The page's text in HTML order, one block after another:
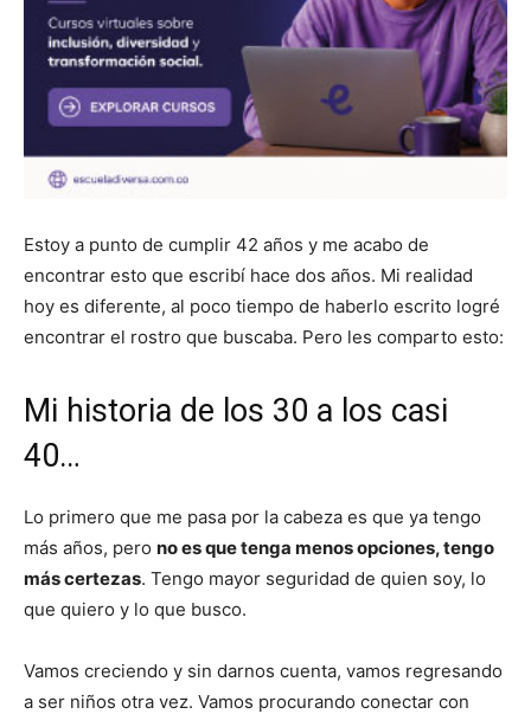
Estoy a punto de cumplir 42 años y me acabo de
encontrar esto que escribí hace dos años. Mi realidad
hoy es diferente, al poco tiempo de haberlo escrito logré
encontrar el rostro que buscaba. Pero les comparto esto:
Mi historia de los 30 a los casi
40…
Lo primero que me pasa por la cabeza es que ya tengo
más años, pero no es que tenga menos opciones, tengo
más certezas. Tengo mayor seguridad de quien soy, lo
que quiero y lo que busco.
Vamos creciendo y sin darnos cuenta, vamos regresando
a ser niños otra vez. Vamos procurando conectar con